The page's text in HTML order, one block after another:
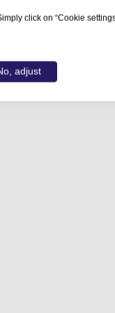
click on “Cookie
adjust